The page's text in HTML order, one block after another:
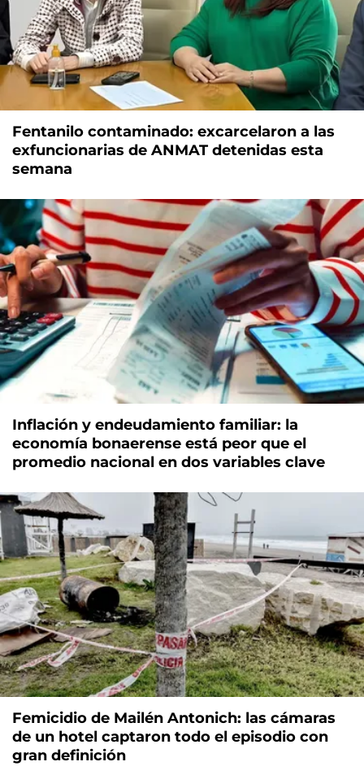
Fentanilo contaminado: excarcelaron a las
exfuncionarias de ANMAT detenidas esta
semana
Inflación y endeudamiento familiar: la
economía bonaerense está peor que el
promedio nacional en dos variables clave
Femicidio de Mailén Antonich: las cámaras
de un hotel captaron todo el episodio con
gran definición